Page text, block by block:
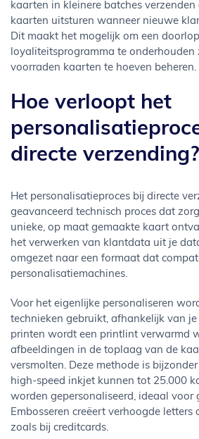
kaarten in kleinere batches
kaarten uitsturen wanneer nieuwe
Dit maakt het mogelijk om een
loyaliteitsprogramma te onderhouden
voorraden kaarten te hoeven beheren.
Hoe verloopt het
directe verzending?
Het personalisatieproces bij directe
geavanceerd technisch proces dat
unieke, op maat gemaakte kaart
het verwerken van klantdata uit je
omgezet naar een formaat dat
personalisatiemachines.
Voor het eigenlijke personaliseren
technieken gebruikt, afhankelijk van je
printen wordt een printlint verwarmd
afbeeldingen in de toplaag van de
versmolten. Deze methode is
high-speed inkjet kunnen tot 25.000
worden gepersonaliseerd, ideaal voor
Embosseren creëert verhoogde letters
zoals bij creditcards.